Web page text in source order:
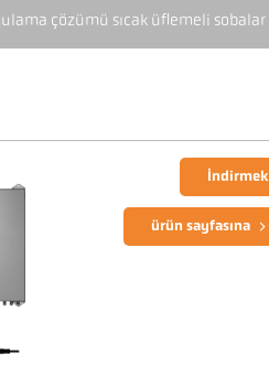
çözümü sıcak üflemeli sobalar
İndirmek
ürün sayfasına